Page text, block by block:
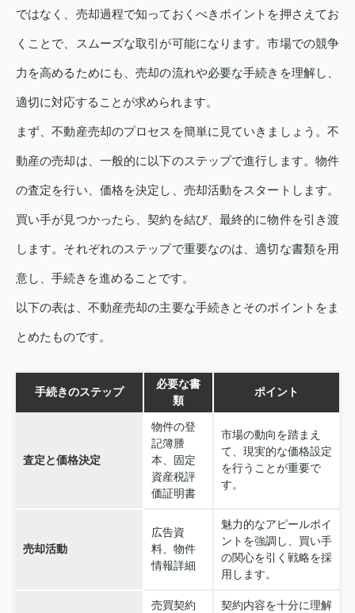
ではなく、売却過程で知っておくべきポイントを押さえてお
くことで、スムーズな取引が可能になります。市場での競争
力を高めるためにも、売却の流れや必要な手続きを理解し、
適切に対応することが求められます。
まず、不動産売却のプロセスを簡単に見ていきましょう。不
動産の売却は、一般的に以下のステップで進行します。物件
の査定を行い、価格を決定し、売却活動をスタートします。
買い手が見つかったら、契約を結び、最終的に物件を引き渡
します。それぞれのステップで重要なのは、適切な書類を用
意し、手続きを進めることです。
以下の表は、不動産売却の主要な手続きとそのポイントをま
とめたものです。
手続きのステップ
必要な書
類
ポイント
査定と価格決定
物件の登
記簿謄
本、固定
資産税評
価証明書
市場の動向を踏まえ
て、現実的な価格設定
を行うことが重要で
す。
売却活動
広告資
料、物件
情報詳細
魅力的なアピールポイ
ントを強調し、買い手
の関心を引く戦略を採
用します。
売買契約
契約内容を十分に理解